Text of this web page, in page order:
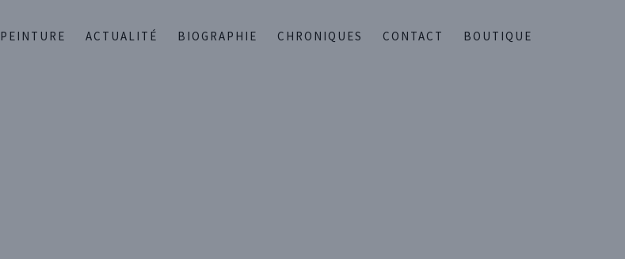
PEINTURE ACTUALITÉ BIOGRAPHIE CHRONIQUES CONTACT BOUTIQUE